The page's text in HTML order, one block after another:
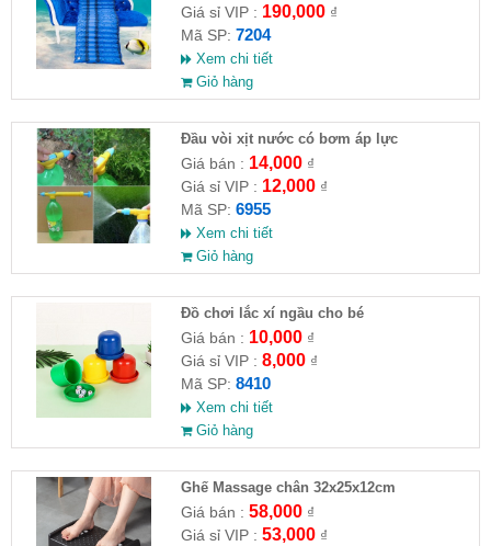
Giá sỉ VIP : 190,000₫
Mã SP: 7204
Xem chi tiết
Giỏ hàng
Đầu vòi xịt nước có bơm áp lực
Giá bán : 14,000₫
Giá sỉ VIP : 12,000₫
Mã SP: 6955
Xem chi tiết
Giỏ hàng
Đồ chơi lắc xí ngầu cho bé
Giá bán : 10,000₫
Giá sỉ VIP : 8,000₫
Mã SP: 8410
Xem chi tiết
Giỏ hàng
Ghế Massage chân 32x25x12cm
Giá bán : 58,000₫
Giá sỉ VIP : 53,000₫